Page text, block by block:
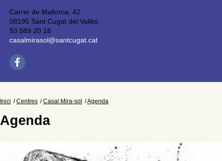
Carrer de Mallorca, 42
08195 Sant Cugat del Vallès
93 589 20 18
casalmirasol@santcugat.cat
Inici Centres Casal Mira-sol Agenda
Agenda